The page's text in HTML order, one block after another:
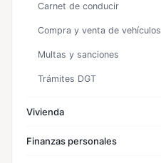
Carnet de conducir
Compra y venta de vehículos
Multas y sanciones
Trámites DGT
Vivienda
Finanzas personales